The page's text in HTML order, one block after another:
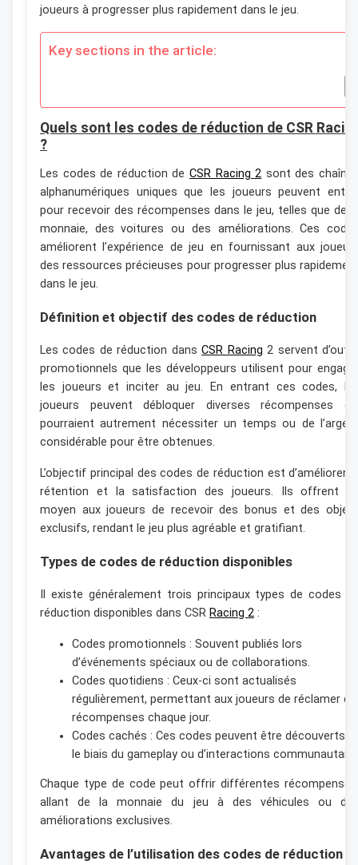
joueurs à progresser plus rapidement dans le jeu.
Key sections in the article:
Quels sont les codes de réduction de CSR
?
Les codes de réduction de CSR Racing 2 sont des
alphanumériques uniques que les joueurs peuvent
pour recevoir des récompenses dans le jeu, telles que de
monnaie, des voitures ou des améliorations. Ces
améliorent l’expérience de jeu en fournissant aux
des ressources précieuses pour progresser plus
dans le jeu.
Définition et objectif des codes de réduction
Les codes de réduction dansCSR Racing 2 servent
promotionnels que les développeurs utilisent pour
les joueurs et inciter au jeu. En entrant ces codes,
joueurs peuvent débloquer diverses récompenses
pourraient autrement nécessiter un temps ou de
considérable pour être obtenues.
L’objectif principal des codes de réduction est d’améliorer
rétention et la satisfaction des joueurs. Ils offrent
moyen aux joueurs de recevoir des bonus et des
exclusifs, rendant le jeu plus agréable et gratifiant.
Types de codes de réduction disponibles
Il existe généralement trois principaux types de codes
réduction disponibles dans CSR Racing 2 :
Codes promotionnels : Souvent publiés lors
d’événements spéciaux ou de collaborations.
Codes quotidiens : Ceux-ci sont actualisés
régulièrement, permettant aux joueurs de réclamer
récompenses chaque jour.
Codes cachés : Ces codes peuvent être découverts
le biais du gameplay ou d’interactions
Chaque type de code peut offrir différentes
allant de la monnaie du jeu à des véhicules ou
améliorations exclusives.
Avantages de l’utilisation des codes de réduction